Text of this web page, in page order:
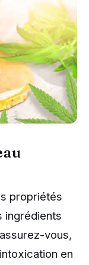
propriétés
ingrédients
vous,
en